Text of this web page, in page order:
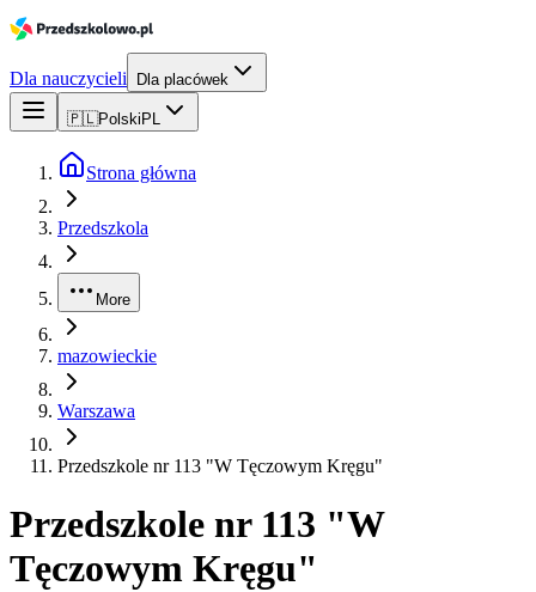
Dla nauczycieli Dla placówek
🇵🇱Polski PL
Strona główna
Przedszkola
More
mazowieckie
Warszawa
Przedszkole nr 113 "W Tęczowym Kręgu"
Przedszkole nr 113 "W
Tęczowym Kręgu"